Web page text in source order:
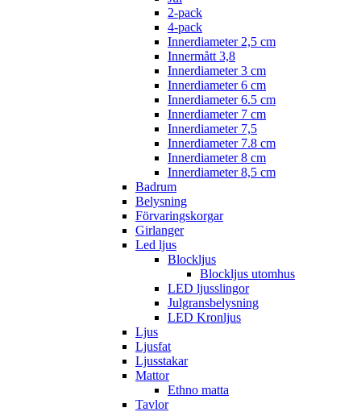
2-pack
4-pack
Innerdiameter 2,5 cm
Innermått 3,8
Innerdiameter 3 cm
Innerdiameter 6 cm
Innerdiameter 6.5 cm
Innerdiameter 7 cm
Innerdiameter 7,5
Innerdiameter 7.8 cm
Innerdiameter 8 cm
Innerdiameter 8,5 cm
Badrum
Belysning
Förvaringskorgar
Girlanger
Led ljus
Blockljus
Blockljus utomhus
LED ljusslingor
Julgransbelysning
LED Kronljus
Ljus
Ljusfat
Ljusstakar
Mattor
Ethno matta
Tavlor